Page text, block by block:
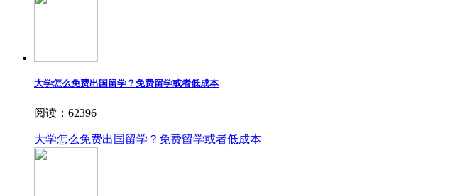
大学怎么免费出国留学？免费留学或者低成本
阅读：62396
大学怎么免费出国留学？免费留学或者低成本